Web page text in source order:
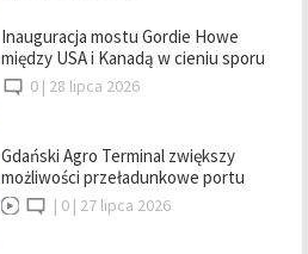
Inauguracja mostu Gordie Howe
między USA i Kanadą w cieniu sporu
0 | 28 lipca 2026
Gdański Agro Terminal zwiększy
możliwości przeładunkowe portu
| 0 | 27 lipca 2026